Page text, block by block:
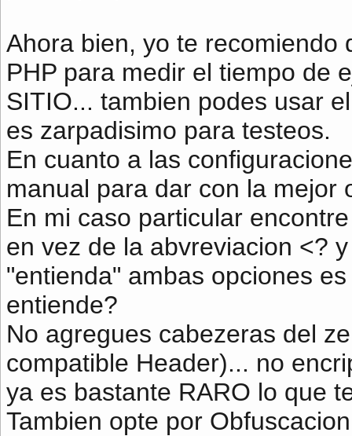
Ahora bien, yo te recomiendo
PHP para medir el tiempo de
SITIO... tambien podes usar
es zarpadisimo para testeos.
En cuanto a las
manual para dar con la mejor
En mi caso particular
en vez de la abvreviacion <?
"entienda" ambas opciones
entiende?
No agregues cabezeras del
compatible Header)... no
ya es bastante RARO lo que
Tambien opte por